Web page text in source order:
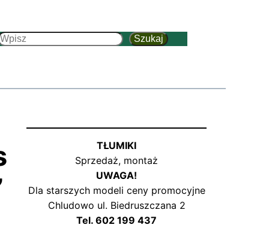
Szukaj
TŁUMIKI
Sprzedaż, montaż
UWAGA!
Dla starszych modeli ceny promocyjne
Chludowo ul. Biedruszczana 2
Tel. 602 199 437